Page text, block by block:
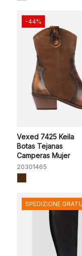
Vexed 7425 Keila
Botas Tejanas
Camperas Mujer
20301465
-44%
SPEDIZIONE